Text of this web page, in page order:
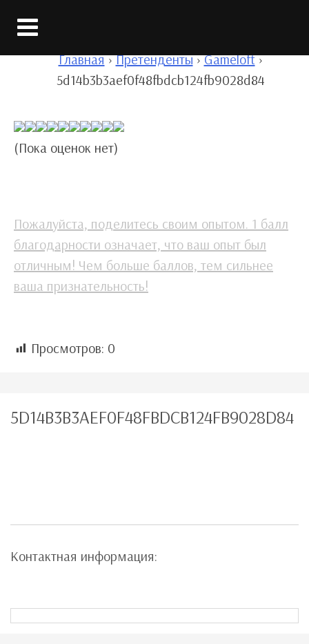
Главная › Претенденты › Gameloft ›
5d14b3b3aef0f48fbdcb124fb9028d84
(Пока оценок нет)
Пожалуйста, поделитесь своим опытом. 1 балл
благодарности означает, что ваш опыт был
отличным! Чем больше баллов, тем сильнее
ваша признательность!
Просмотров: 0
5D14B3B3AEF0F48FBDCB124FB9028D84
Контактная информация: